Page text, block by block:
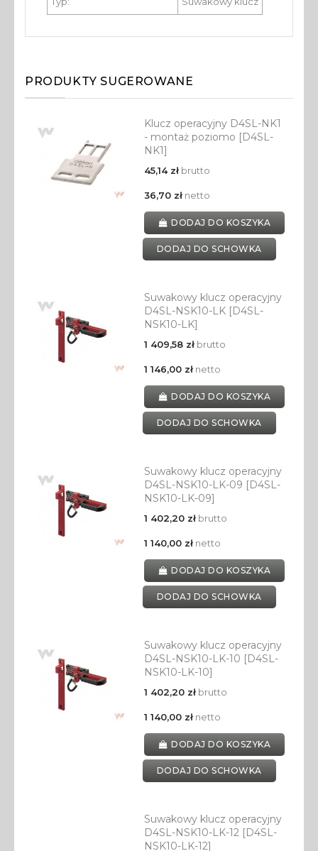
PRODUKTY SUGEROWANE
Klucz operacyjny D4SL-NK1
- montaż poziomo [D4SL-
NK1]
45,14 złbrutto
36,70 złnetto
DODAJ DO KOSZYKA
DODAJ DO SCHOWKA
Suwakowy klucz operacyjny
D4SL-NSK10-LK [D4SL-
NSK10-LK]
1 409,58 złbrutto
1 146,00 złnetto
DODAJ DO KOSZYKA
DODAJ DO SCHOWKA
Suwakowy klucz operacyjny
D4SL-NSK10-LK-09 [D4SL-
NSK10-LK-09]
1 402,20 złbrutto
1 140,00 złnetto
DODAJ DO KOSZYKA
DODAJ DO SCHOWKA
Suwakowy klucz operacyjny
D4SL-NSK10-LK-10 [D4SL-
NSK10-LK-10]
1 402,20 złbrutto
1 140,00 złnetto
DODAJ DO KOSZYKA
DODAJ DO SCHOWKA
Suwakowy klucz operacyjny
D4SL-NSK10-LK-12 [D4SL-
NSK10-LK-12]